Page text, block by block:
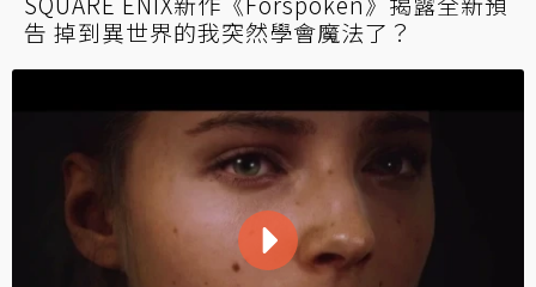
告 掉到異世界的我突然學會魔法了？